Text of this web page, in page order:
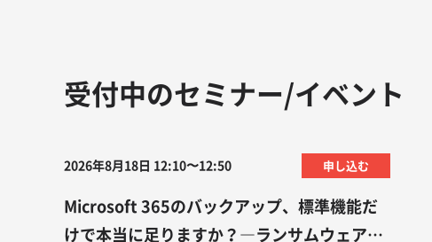
受付中のセミナー/イベント
2026年8月18日 12:10〜12:50 申し込む
Microsoft 365のバックアップ、標準機能だ
けで本当に足りますか？―ランサムウェア・